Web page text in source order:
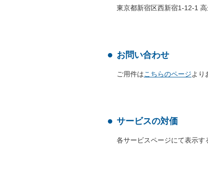
東京都新宿区西新宿1-12-1
お問い合わせ
ご用件はこちらのページより
サービスの対価
各サービスページにて表示す